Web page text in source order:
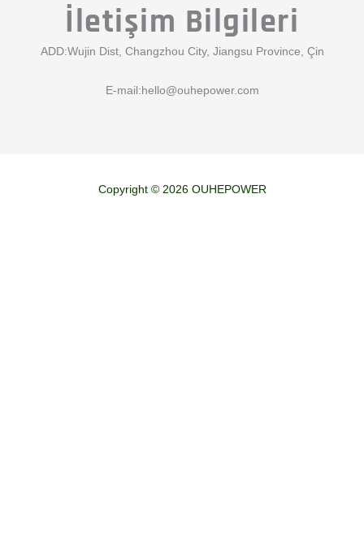
İletişim Bilgileri
ADD:Wujin Dist, Changzhou City, Jiangsu Province, Çin
E-mail:hello@ouhepower.com
Copyright © 2026 OUHEPOWER